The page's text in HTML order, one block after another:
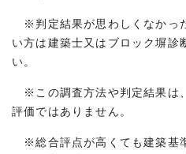
※判定結果が思わしくなかっ
い方は建築士又はブロック塀診
い。
※この調査方法や判定結果は
評価ではありません。
※総合評点が高くても建築基